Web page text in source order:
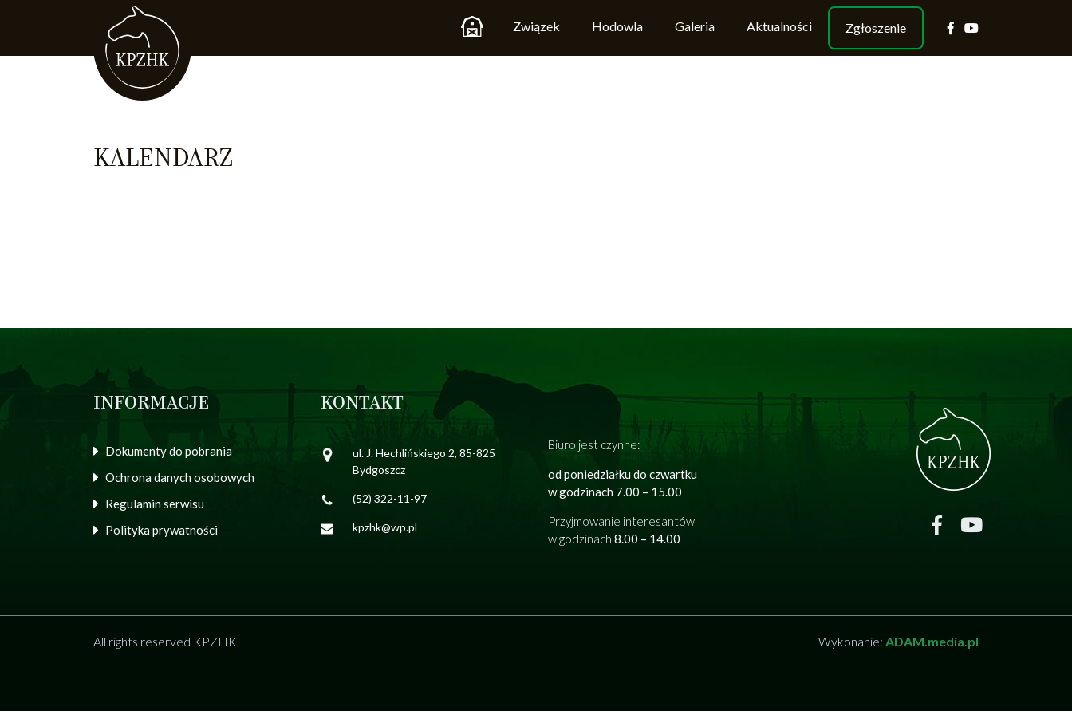
Związek Hodowla Galeria Aktualności Zgłoszenie
KALENDARZ
INFORMACJE
Dokumenty do pobrania
Ochrona danych osobowych
Regulamin serwisu
Polityka prywatności
KONTAKT
ul. J. Hechlińskiego 2, 85-825
Bydgoszcz
(52) 322-11-97
kpzhk@wp.pl
Biuro jest czynne:
od poniedziałku do czwartku
w godzinach 7.00 – 15.00
Przyjmowanie interesantów
w godzinach 8.00 – 14.00
All rights reserved KPZHK Wykonanie: ADAM.media.pl